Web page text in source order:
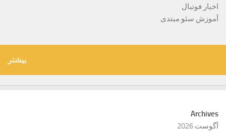
اخبار فوتبال
آموزش سئو مبتدی
بیشتر
Archives
آگوست 2026